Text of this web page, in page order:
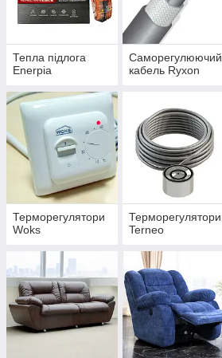
Тепла підлога
Enerpia
Саморегулюючий
кабель Ryxon
Терморегулятори
Woks
Терморегулятори
Terneo